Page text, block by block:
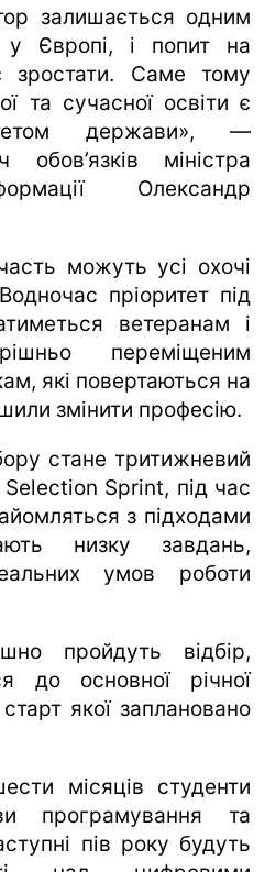
залишається одним
у Європі, і попит на
зростати. Саме тому
та сучасної освіти є
держави», —
обов’язків міністра
Олександр
можуть усі охочі
пріоритет під
ветеранам і
переміщеним
які повертаються на
змінити професію.
стане тритижневий
Selection Sprint, під час
з підходами
низку завдань,
умов роботи
пройдуть відбір,
до основної річної
якої заплановано
місяців студенти
програмування та
пів року будуть